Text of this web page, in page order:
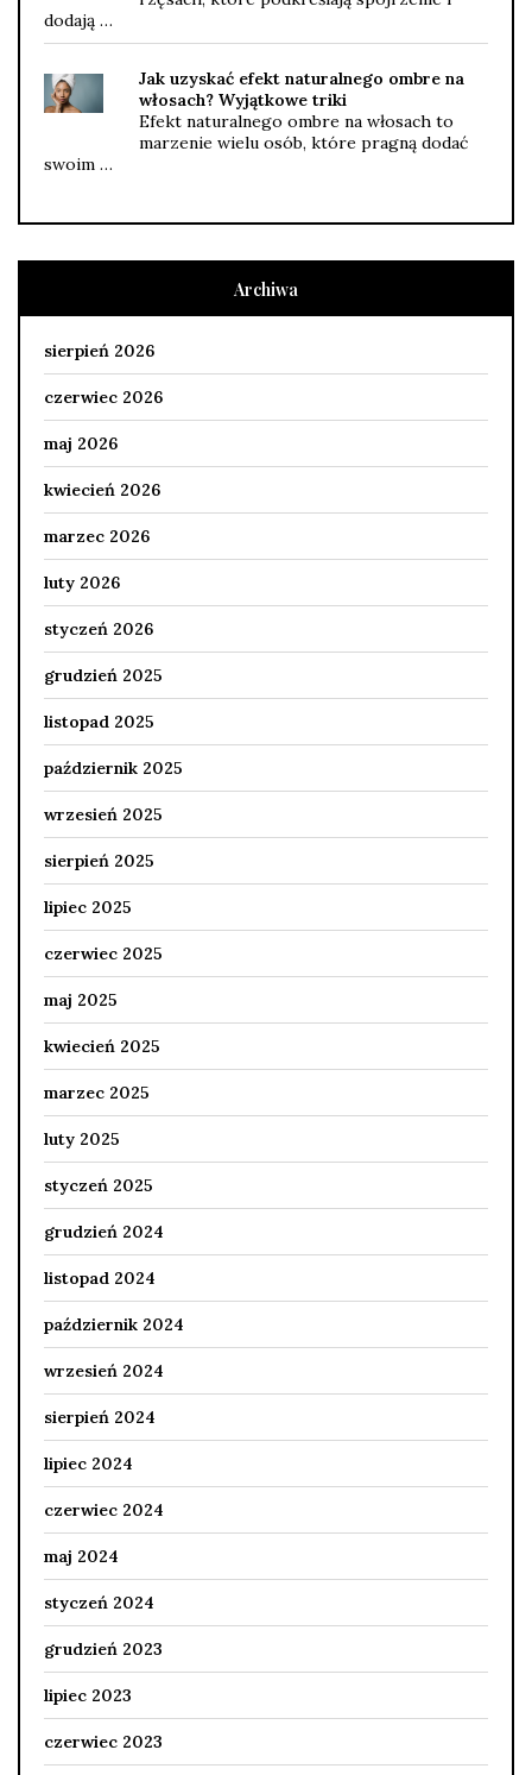
dodają …
Jak uzyskać efekt naturalnego ombre na
włosach? Wyjątkowe triki
Efekt naturalnego ombre na włosach to
marzenie wielu osób, które pragną dodać
swoim …
Archiwa
sierpień 2026
czerwiec 2026
maj 2026
kwiecień 2026
marzec 2026
luty 2026
styczeń 2026
grudzień 2025
listopad 2025
październik 2025
wrzesień 2025
sierpień 2025
lipiec 2025
czerwiec 2025
maj 2025
kwiecień 2025
marzec 2025
luty 2025
styczeń 2025
grudzień 2024
listopad 2024
październik 2024
wrzesień 2024
sierpień 2024
lipiec 2024
czerwiec 2024
maj 2024
styczeń 2024
grudzień 2023
lipiec 2023
czerwiec 2023